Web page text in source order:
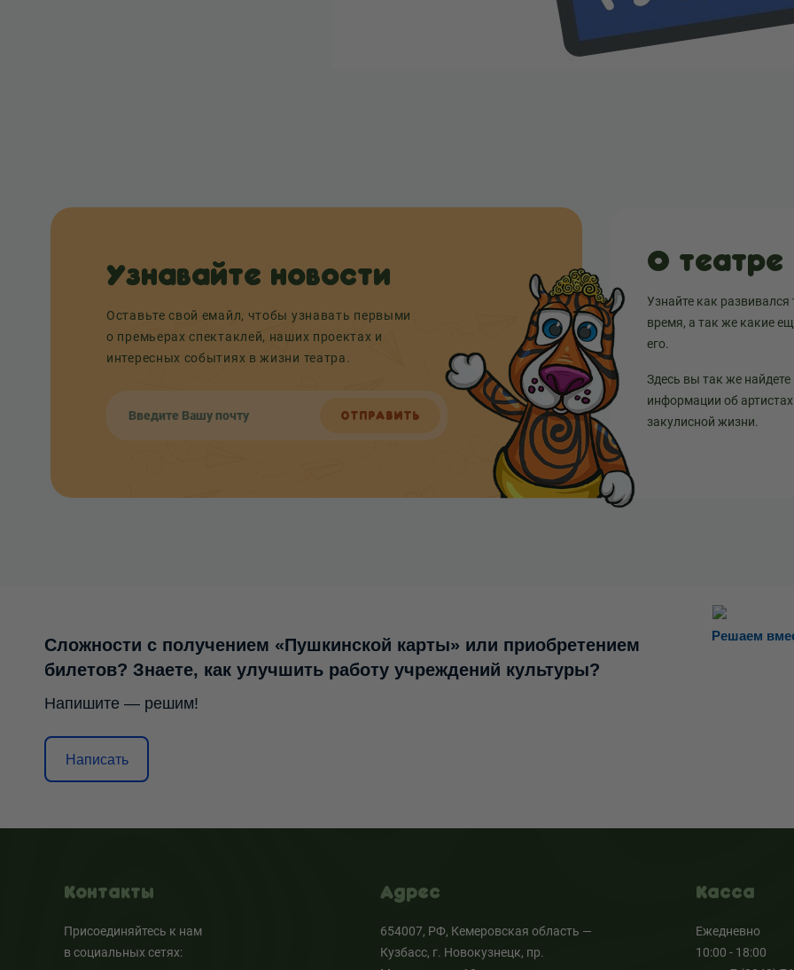
Узнавайте новости
Оставьте свой емайл, чтобы узнавать первыми
о премьерах спектаклей, наших проектах и
интересных событиях в жизни театра.
ОТПРАВИТЬ
О театре
Узнайте как развивался
время, а так же какие
его.
Здесь вы так же найдете
информации об артистах
закулисной жизни.
Решаем
Сложности с получением «Пушкинской карты» или приобретением
билетов? Знаете, как улучшить работу учреждений культуры?
Напишите — решим!
Написать
Контакты
Присоединяйтесь к нам
в социальных сетях:
Адрес
654007, РФ, Кемеровская область —
Кузбасс, г. Новокузнецк, пр.
Касса
Ежедневно
10:00 - 18:00